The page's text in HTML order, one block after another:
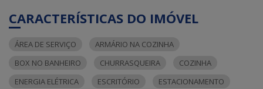
CARACTERÍSTICAS DO IMÓVEL
ÁREA DE SERVIÇO
ARMÁRIO NA COZINHA
BOX NO BANHEIRO
CHURRASQUEIRA
COZINHA
ENERGIA ELÉTRICA
ESCRITÓRIO
ESTACIONAMENTO